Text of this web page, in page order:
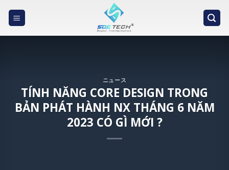
ニュース
TÍNH NĂNG CORE DESIGN TRONG
BẢN PHÁT HÀNH NX THÁNG 6 NĂM
2023 CÓ GÌ MỚI ?